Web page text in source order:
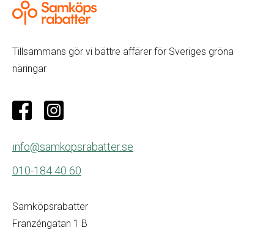
Tillsammans gör vi bättre affärer för Sveriges gröna
näringar
info@samkopsrabatter.se
010-184 40 60
Samköpsrabatter
Franzéngatan 1 B